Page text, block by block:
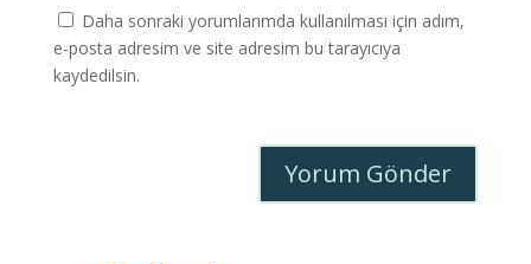
Daha sonraki yorumlarımda kullanılması için adım,
e-posta adresim ve site adresim bu tarayıcıya
kaydedilsin.